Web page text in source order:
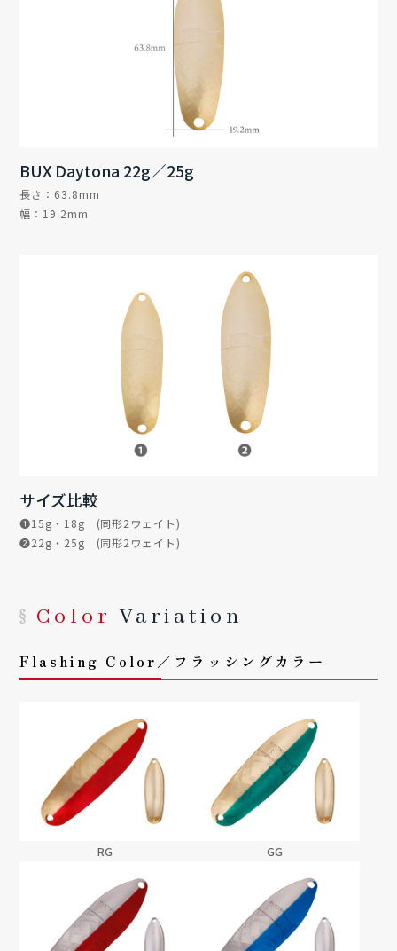
BUX Daytona 22g／25g
長さ：63.8mm
幅：19.2mm
サイズ比較
❶15g・18g (同形2ウェイト)
❷22g・25g (同形2ウェイト)
Color Variation
Flashing Color／フラッシングカラー
RG GG